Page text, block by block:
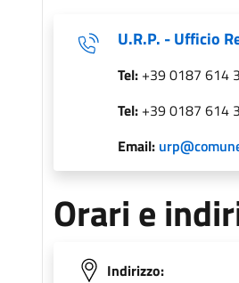
U.R.P. - Ufficio
Tel: +39 0187 614
Tel: +39 0187 614
Email:
Orari e
Indirizzo: